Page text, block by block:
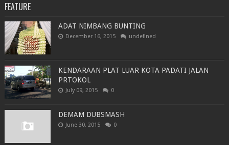
FEATURE
ADAT NIMBANG BUNTING
December 16, 2015 undefined
KENDARAAN PLAT LUAR KOTA PADATI JALAN
PRTOKOL
July 09, 2015 0
DEMAM DUBSMASH
June 30, 2015 0